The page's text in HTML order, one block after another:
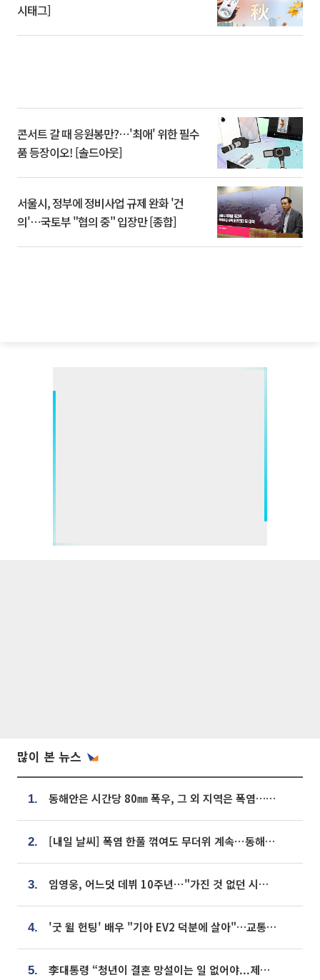
시태그]
콘서트 갈 때 응원봉만?⋯'최애' 위한 필수
품 등장이오! [솔드아웃]
서울시, 정부에 정비사업 규제 완화 '건
의'⋯국토부 "협의 중" 입장만 [종합]
많이 본 뉴스
1. 동해안은 시간당 80㎜ 폭우, 그 외 지역은 폭염…‘극과 극 날씨’
2. [내일 날씨] 폭염 한풀 꺾여도 무더위 계속⋯동해안 이틀 연속 비
3. 임영웅, 어느덧 데뷔 10주년⋯"가진 것 없던 시절, 내 앞엔 20명의 팬뿐"
4. '굿 윌 헌팅' 배우 "기아 EV2 덕분에 살아"…교통사고 후 안전성 극찬
5. 李대통령 “청년이 결혼 망설이는 일 없어야...제도상 불이익 조사”